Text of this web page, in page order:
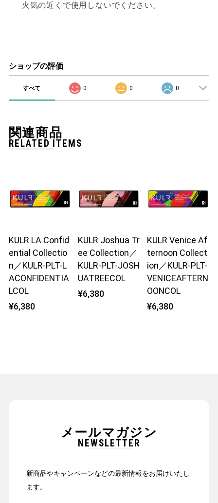
火気の近くで使用しないでください。
ショップの評価
すべて 0 0 0
関連商品
RELATED ITEMS
KULR LA Confid
ential Collectio
n／KULR-PLT-L
ACONFIDENTIA
LCOL
¥6,380
KULR Joshua Tr
ee Collection／
KULR-PLT-JOSH
UATREECOL
¥6,380
KULR Venice Af
ternoon Collect
ion／KULR-PLT-
VENICEAFTERN
OONCOL
¥6,380
メールマガジン
NEWSLETTER
新商品やキャンペーンなどの最新情報をお届けいたし
ます。